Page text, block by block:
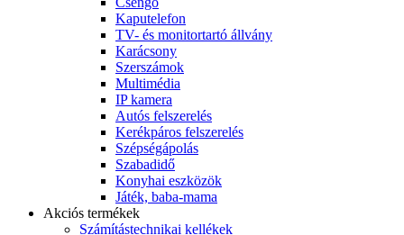
Kaputelefon
TV- és monitortartó állvány
Karácsony
Szerszámok
Multimédia
IP kamera
Autós felszerelés
Kerékpáros felszerelés
Szépségápolás
Szabadidő
Konyhai eszközök
Játék, baba-mama
Akciós termékek
Számítástechnikai kellékek